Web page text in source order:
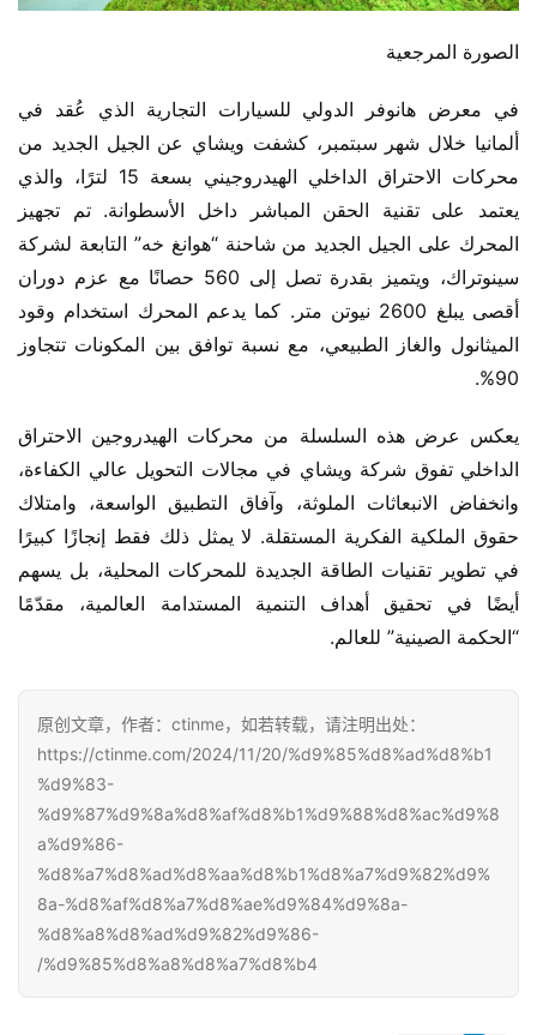
الصورة المرجعية
90%.
“الحكمة الصينية” للعالم.
原创文章，作者：ctinme，如若转载，请注明出处：
https://ctinme.com/2024/11/20/%d9%85%d8%ad%d8%b1
%d9%83-
%d9%87%d9%8a%d8%af%d8%b1%d9%88%d8%ac%d9%8
a%d9%86-
%d8%a7%d8%ad%d8%aa%d8%b1%d8%a7%d9%82%d9%
8a-%d8%af%d8%a7%d8%ae%d9%84%d9%8a-
%d8%a8%d8%ad%d9%82%d9%86-
%d9%85%d8%a8%d8%a7%d8%b4/